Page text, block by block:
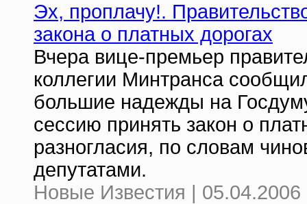
Эх, проплачу!.
закона о платных дорогах
Вчера вице-премьер
коллегии Минтранса
большие надежды на
сессию принять закон о
разногласия, по словам
депутатами.
Новые Известия | 05.04.2006